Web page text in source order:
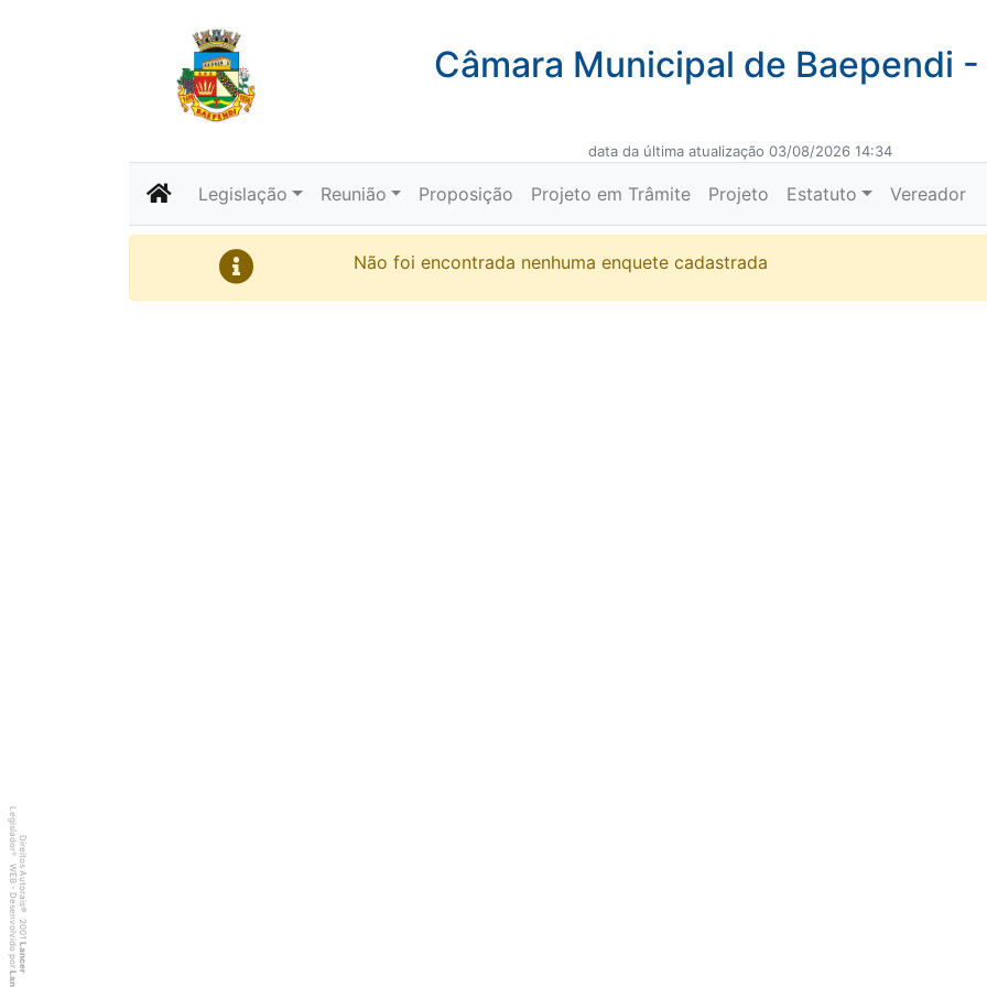
Câmara Municipal de Baependi -
data da última atualização 03/08/2026 14:34
Legislação Reunião Proposição Projeto em Trâmite Projeto Estatuto Vereador
Não foi encontrada nenhuma enquete cadastrada
Direitos Autorais
©
2001
Lancer
Legislador
®
WEB - Desenvolvido por